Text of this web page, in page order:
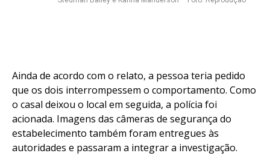
Ainda de acordo com o relato, a pessoa teria pedido
que os dois interrompessem o comportamento. Como
o casal deixou o local em seguida, a polícia foi
acionada. Imagens das câmeras de segurança do
estabelecimento também foram entregues às
autoridades e passaram a integrar a investigação.